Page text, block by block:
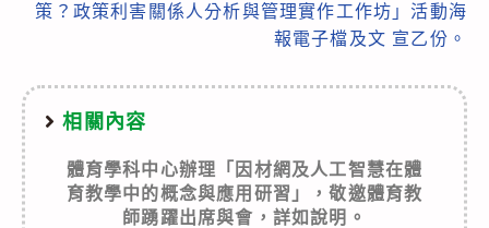
策？政策利害關係人分析與管理實作工作坊」活動海
報電子檔及文 宣乙份。
相關內容
體育學科中心辦理「因材網及人工智慧在體
育教學中的概念與應用研習」，敬邀體育教
師踴躍出席與會，詳如說明。